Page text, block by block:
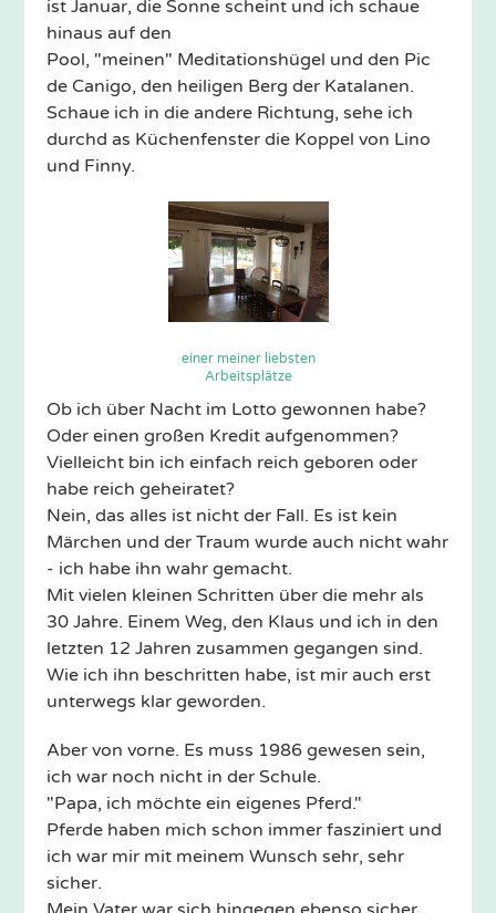
ist Januar, die Sonne scheint und ich schaue
hinaus auf den
Pool, "meinen" Meditationshügel und den Pic
de Canigo, den heiligen Berg der Katalanen.
Schaue ich in die andere Richtung, sehe ich
durchd as Küchenfenster die Koppel von Lino
und Finny.
einer meiner liebsten
Arbeitsplätze
Ob ich über Nacht im Lotto gewonnen habe?
Oder einen großen Kredit aufgenommen?
Vielleicht bin ich einfach reich geboren oder
habe reich geheiratet?
Nein, das alles ist nicht der Fall. Es ist kein
Märchen und der Traum wurde auch nicht wahr
- ich habe ihn wahr gemacht.
Mit vielen kleinen Schritten über die mehr als
30 Jahre. Einem Weg, den Klaus und ich in den
letzten 12 Jahren zusammen gegangen sind.
Wie ich ihn beschritten habe, ist mir auch erst
unterwegs klar geworden.
Aber von vorne. Es muss 1986 gewesen sein,
ich war noch nicht in der Schule.
"Papa, ich möchte ein eigenes Pferd."
Pferde haben mich schon immer fasziniert und
ich war mir mit meinem Wunsch sehr, sehr
sicher.